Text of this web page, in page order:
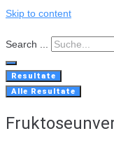
Skip to content
Search ...
Resultate
Alle Resultate